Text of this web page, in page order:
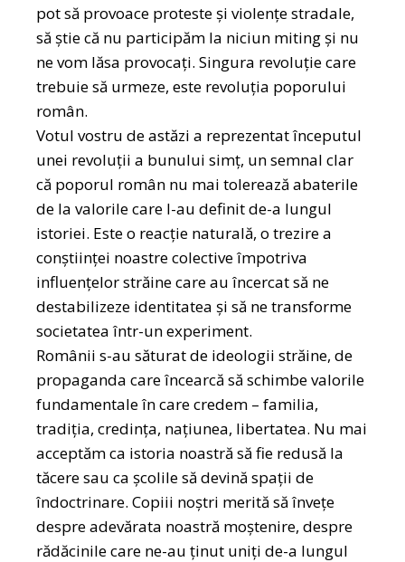
pot să provoace proteste și violențe stradale,
să știe că nu participăm la niciun miting și nu
ne vom lăsa provocați. Singura revoluție care
trebuie să urmeze, este revoluția poporului
român.
Votul vostru de astăzi a reprezentat începutul
unei revoluții a bunului simț, un semnal clar
că poporul român nu mai tolerează abaterile
de la valorile care l-au definit de-a lungul
istoriei. Este o reacție naturală, o trezire a
conștiinței noastre colective împotriva
influențelor străine care au încercat să ne
destabilizeze identitatea și să ne transforme
societatea într-un experiment.
Românii s-au săturat de ideologii străine, de
propaganda care încearcă să schimbe valorile
fundamentale în care credem – familia,
tradiția, credința, națiunea, libertatea. Nu mai
acceptăm ca istoria noastră să fie redusă la
tăcere sau ca școlile să devină spații de
îndoctrinare. Copiii noștri merită să învețe
despre adevărata noastră moștenire, despre
rădăcinile care ne-au ținut uniți de-a lungul